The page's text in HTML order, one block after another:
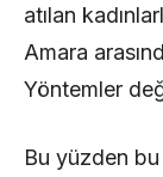
atılan
Amara
Yöntemler
Bu yüzden